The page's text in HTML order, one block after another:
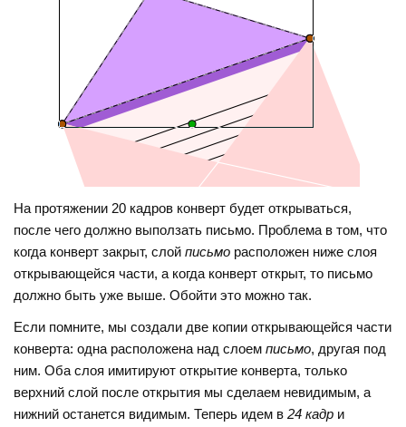
На протяжении 20 кадров конверт будет открываться,
после чего должно выползать письмо. Проблема в том, что
когда конверт закрыт, слойписьмо расположен ниже слоя
открывающейся части, а когда конверт открыт, то письмо
должно быть уже выше. Обойти это можно так.
Если помните, мы создали две копии открывающейся части
конверта: одна расположена над слоемписьмо, другая под
ним. Оба слоя имитируют открытие конверта, только
верхний слой после открытия мы сделаем невидимым, а
нижний останется видимым. Теперь идем в24 кадр и